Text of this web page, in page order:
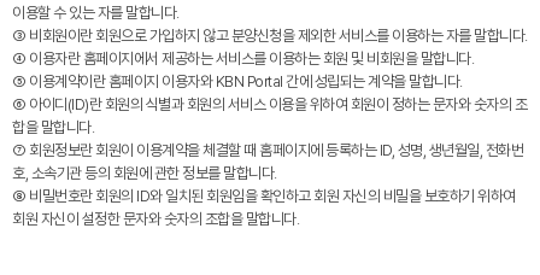
이용할 수 있는 자를 말합니다.
③ 비회원이란 회원으로 가입하지 않고 분양신청을 제외한 서비스를 이용하는 자를 말합니다.
④ 이용자란 홈페이지에서 제공하는 서비스를 이용하는 회원 및 비회원을 말합니다.
⑤ 이용계약이란 홈페이지 이용자와 KBN Portal 간에 성립되는 계약을 말합니다.
⑥ 아이디(ID)란 회원의 식별과 회원의 서비스 이용을 위하여 회원이 정하는 문자와 숫자의 조
합을 말합니다.
⑦ 회원정보란 회원이 이용계약을 체결할 때 홈페이지에 등록하는 ID, 성명, 생년월일, 전화번
호, 소속기관 등의 회원에 관한 정보를 말합니다.
⑧ 비밀번호란 회원의 ID와 일치된 회원임을 확인하고 회원 자신의 비밀을 보호하기 위하여
회원 자신이 설정한 문자와 숫자의 조합을 말합니다.